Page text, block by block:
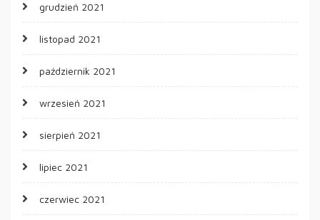
grudzień 2021
listopad 2021
październik 2021
wrzesień 2021
sierpień 2021
lipiec 2021
czerwiec 2021